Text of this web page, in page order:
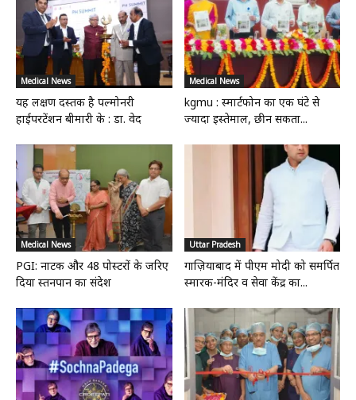
Medical News
यह लक्षण दस्तक है पल्मोनरी
हाईपरटेंशन बीमारी के : डा. वेद
Medical News
kgmu : स्मार्टफोन का एक घंटे से
ज्यादा इस्तेमाल, छीन सकता...
Medical News
PGI: नाटक और 48 पोस्टरों के जरिए
दिया स्तनपान का संदेश
Uttar Pradesh
गाज़ियाबाद में पीएम मोदी को समर्पित
स्मारक-मंदिर व सेवा केंद्र का...